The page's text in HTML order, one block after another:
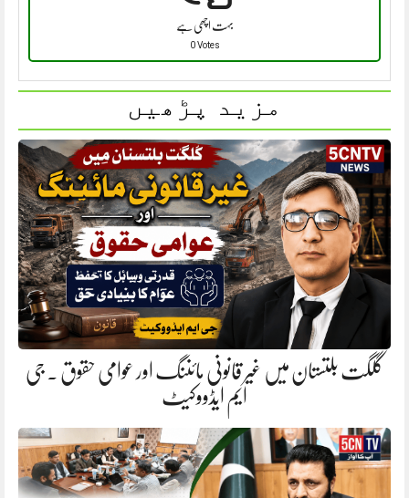
بہت اچھی ہے
0 Votes
مزید پڑھیں
گلگت بلتستان میں غیر قانونی مائننگ اور عوامی حقوق . جی
ایم ایڈووکیٹ